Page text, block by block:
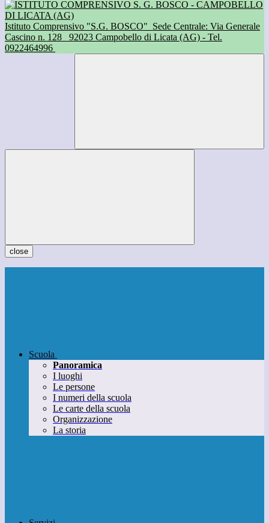
Istituto Comprensivo "S.G. BOSCO" Sede Centrale: Via Generale
Cascino n. 128
92023 Campobello di Licata (AG) - Tel.
0922464996
close
Scuola
Panoramica
I luoghi
Le persone
I numeri della scuola
Le carte della scuola
Organizzazione
La storia